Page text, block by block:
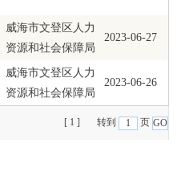
威海市文登区人力
资源和社会保障局
2023-06-27
威海市文登区人力
资源和社会保障局
2023-06-26
[ 1 ] 转到 页